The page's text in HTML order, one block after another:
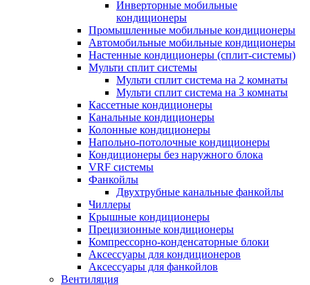
Инверторные мобильные
кондиционеры
Промышленные мобильные кондиционеры
Автомобильные мобильные кондиционеры
Настенные кондиционеры (сплит-системы)
Мульти сплит системы
Мульти сплит система на 2 комнаты
Мульти сплит система на 3 комнаты
Кассетные кондиционеры
Канальные кондиционеры
Колонные кондиционеры
Напольно-потолочные кондиционеры
Кондиционеры без наружного блока
VRF системы
Фанкойлы
Двухтрубные канальные фанкойлы
Чиллеры
Крышные кондиционеры
Прецизионные кондиционеры
Компрессорно-конденсаторные блоки
Аксессуары для кондиционеров
Аксессуары для фанкойлов
Вентиляция